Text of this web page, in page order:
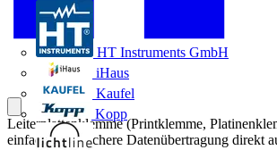
HT Instruments GmbH
iHaus
Kaufel
Kopp
Leiterplattenklemme (Printklemme,
einfache und sichere Datenübertragung direkt